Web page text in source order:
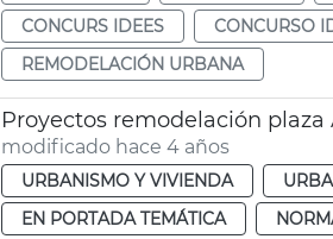
CONCURS IDEES
CONCURSO
REMODELACIÓN URBANA
Proyectos remodelación
modificado hace 4 años
URBANISMO Y VIVIENDA
EN PORTADA TEMÁTICA